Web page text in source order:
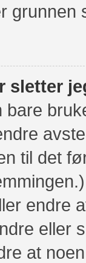
sletter
bare
til det
endre
eller
at